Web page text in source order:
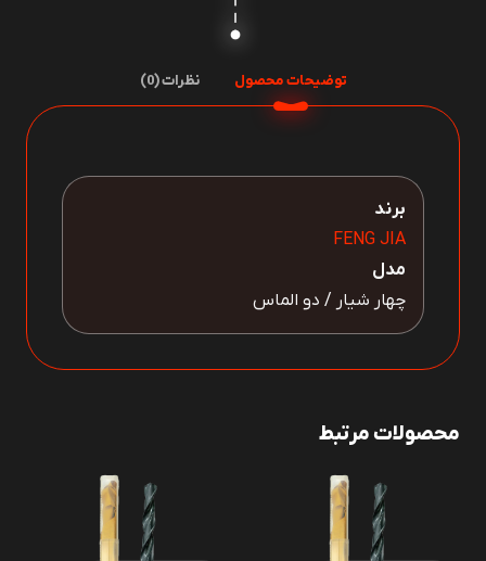
توضیحات محصول نظرات (0)
برند
FENG JIA
مدل
چهار شیار / دو الماس
محصولات مرتبط